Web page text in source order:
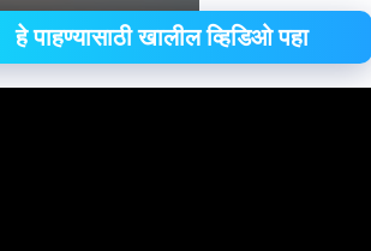
खालील व्हिडिओ पहा